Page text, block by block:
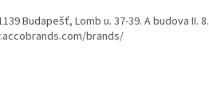
Budapešť, Lomb u. 37-39. A budova II. 8.
brands/